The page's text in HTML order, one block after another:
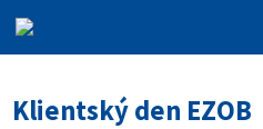
Klientský den EZOB